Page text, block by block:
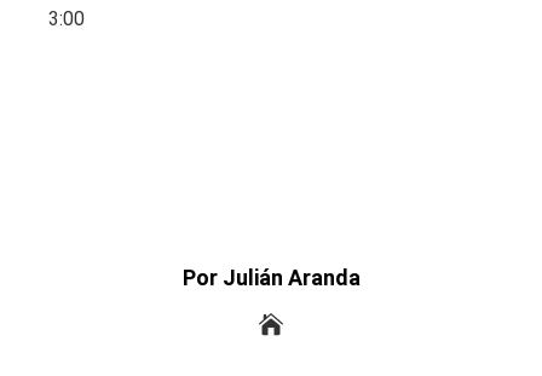
3:00
Por Julián Aranda